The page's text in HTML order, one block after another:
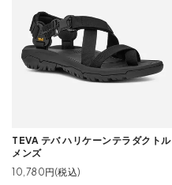
TEVA テバ ハリケーンテラダクトル
メンズ
10,780円(税込)